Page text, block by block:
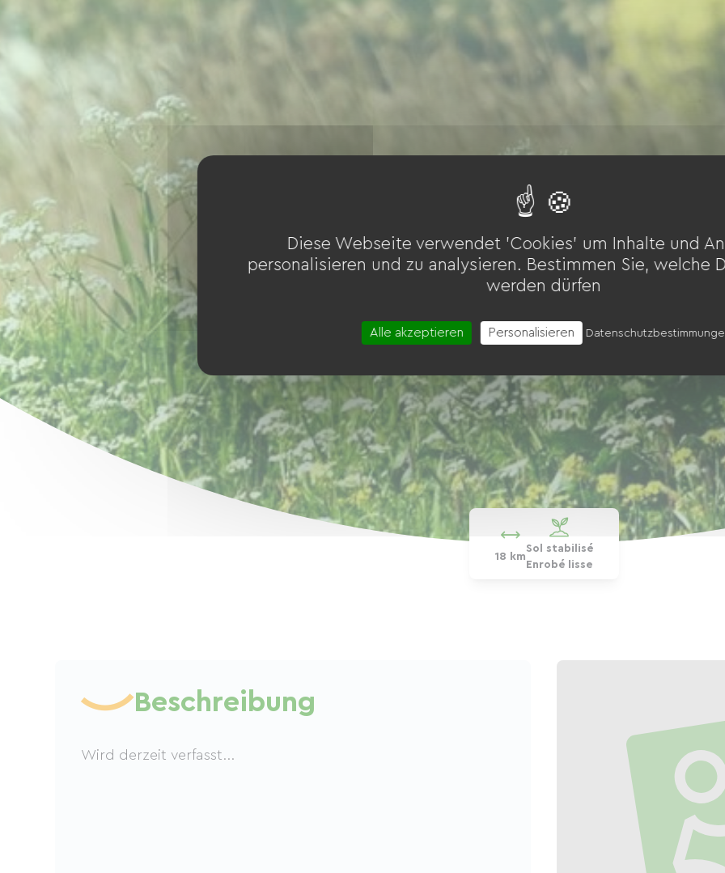
18 km
Sol stabilisé
Enrobé lisse
Beschreibung
Wird derzeit verfasst...
Diese Webseite verwendet 'Cookies' um Inhalte und
personalisieren und zu analysieren. Bestimmen Sie, welche
werden dürfen
Alle akzeptieren Personalisieren